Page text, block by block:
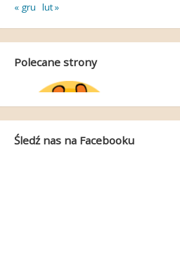
« gru lut »
Polecane strony
Śledź nas na Facebooku